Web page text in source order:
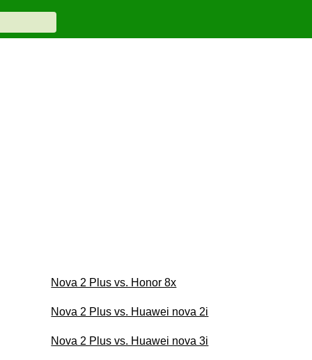
Nova 2 Plus vs. Honor 8x
Nova 2 Plus vs. Huawei nova 2i
Nova 2 Plus vs. Huawei nova 3i